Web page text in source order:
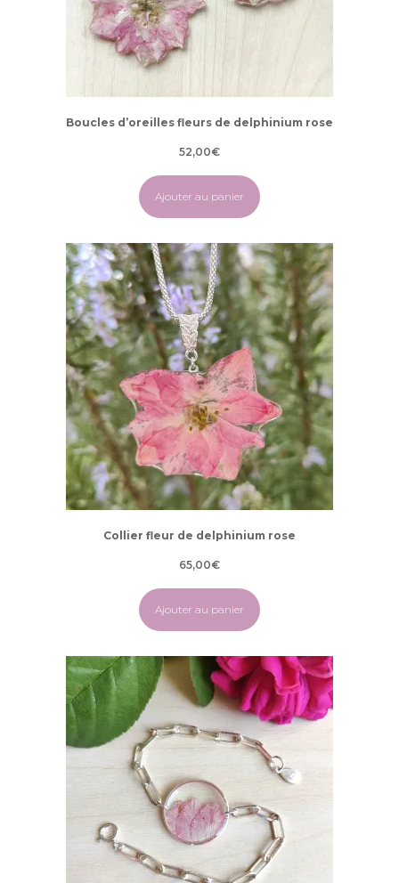
Boucles d’oreilles fleurs de delphinium rose
52,00€
Ajouter au panier
Collier fleur de delphinium rose
65,00€
Ajouter au panier